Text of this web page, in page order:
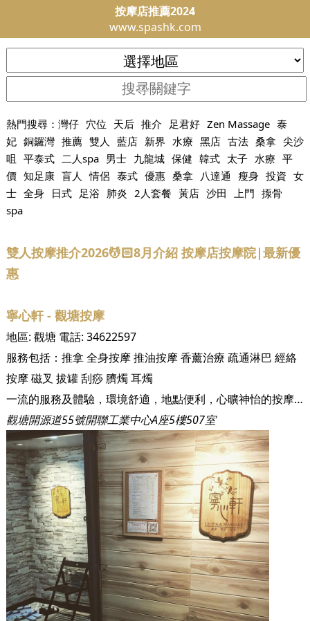
按摩店推薦2024
www.spashk.com
熱門搜尋： 灣仔 穴位 天后 推介 足君好 Zen Massage 泰
妃 銅鑼灣 推薦 雙人 藍店 新界 水療 黑店 古法 桑拿 尖沙
咀 平泰式 二人spa 男士 九龍城 保健 韓式 太子 水療 平
價 知足康 盲人 情侶 泰式 優惠 桑拿 八達通 瘦身 投資 女
士 全身 日式 足浴 肺炎 2人套餐 黃店 沙田 上門 揼骨
spa
雙人按摩推介2026💆🏻8月介紹 按摩店按摩院|最新優
惠
寧心軒 - 觀塘按摩
地區: 觀塘電話: 34622597
服務包括： 推拿全身按摩推油按摩香薰治療 疏通淋巴 經絡
按摩磁叉 拔罐刮痧 臍燭 耳燭
一流的服務及體驗，環境舒適，地點便利，心曠神怡的按摩享受。
觀塘開源道55號開聯工業中心A座5樓507室